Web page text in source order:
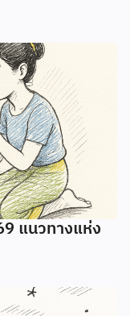
แนวทางแห่ง